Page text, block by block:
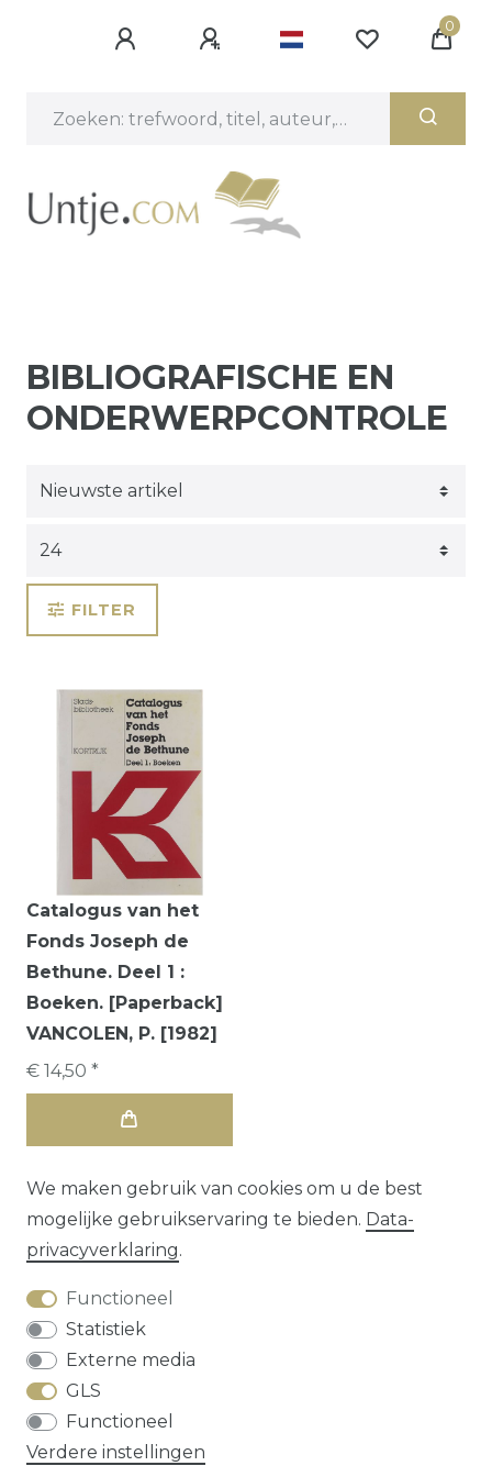
0
BIBLIOGRAFISCHE EN
ONDERWERPCONTROLE
FILTER
Catalogus van het
Fonds Joseph de
Bethune. Deel 1 :
Boeken. [Paperback]
VANCOLEN, P. [1982]
€ 14,50 *
We maken gebruik van cookies om u de best
mogelijke gebruikservaring te bieden. Data­
privacy­verklaring.
Functioneel
Statistiek
Externe media
GLS
Functioneel
Verdere instellingen